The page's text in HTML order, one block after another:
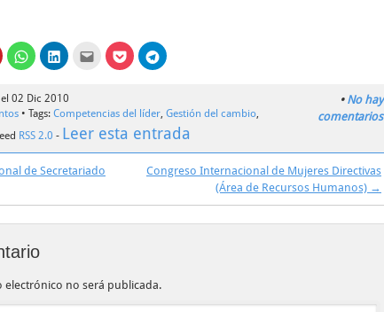
Haz
para
Haz
clic
para
en
WhatsApp
(Se
en
nueva)
Haz
clic
en
LinkedIn
(Se
abre
en
nueva)
Haz
clic
para
correo
electrónico
un
abre
en
ventana
Haz
clic
para
Pocket
(Se
abre
en
nueva)
Haz
clic
Telegram
(Se
abre
en
nueva)
02 Dic 2010
• Tags: Competencias del líder, Gestión del cambio,
RSS 2.0 - Leer esta entrada
• No hay
comentarios
de Secretariado
Congreso Internacional de Mujeres Directivas
(Área de Recursos Humanos) →
electrónico no será publicada.